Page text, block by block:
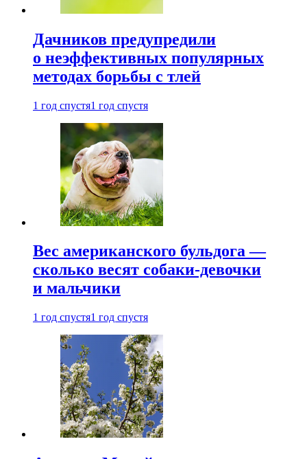
Дачников предупредили
о неэффективных популярных
методах борьбы с тлей
1 год спустя1 год спустя
Вес американского бульдога —
сколько весят собаки-девочки
и мальчики
1 год спустя1 год спустя